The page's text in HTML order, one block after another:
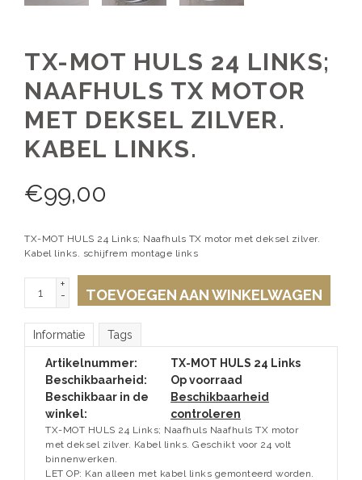
TX-MOT HULS 24 LINKS;
NAAFHULS TX MOTOR
MET DEKSEL ZILVER.
KABEL LINKS.
€99,00
TX-MOT HULS 24 Links; Naafhuls TX motor met deksel zilver.
Kabel links. schijfrem montage links
+
-
TOEVOEGEN AAN WINKELWAGEN
Informatie Tags
Artikelnummer:
TX-MOT HULS 24 Links
Beschikbaarheid:
Op voorraad
Beschikbaar in de
winkel:
Beschikbaarheid
controleren
TX-MOT HULS 24 Links; Naafhuls Naafhuls TX motor
met deksel zilver. Kabel links. Geschikt voor 24 volt
binnenwerken.
LET OP: Kan alleen met kabel links gemonteerd worden.